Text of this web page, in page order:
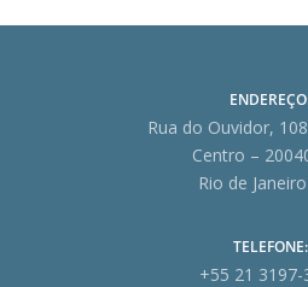
Rua do Ouvidor,
Centro –
Rio de Janeiro
TELEFONE:
+55 21 3197-